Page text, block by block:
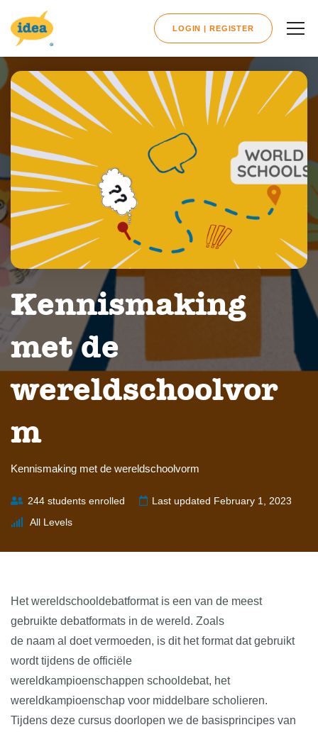
LOGIN | REGISTER
Kennismaking
met de
wereldschoolvor
m
Kennismaking met de wereldschoolvorm
244 students enrolled
Last updated February 1, 2023
All Levels
Het wereldschooldebatformat is een van de meest
gebruikte debatformats in de wereld. Zoals
de naam al doet vermoeden, is dit het format dat gebruikt
wordt tijdens de officiële
wereldkampioenschappen schooldebat, het
wereldkampioenschap voor middelbare scholieren.
Tijdens deze cursus doorlopen we de basisprincipes van